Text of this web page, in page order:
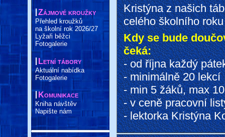
Zájmové kroužky
Přehled kroužků
na školní rok 2026/27
Lyžaři běžci
Fotogalerie
Letní tábory
Aktuální nabídka
Fotogalerie
Komunikace
Kniha návštěv
Napište nám
Kristýna z našich
celého školního
Kdy se bude
čeká:
- od října každý
- minimálně 20 lekcí
- min 5 žáků, max
- v ceně pracovní
- lektorka Kristýna